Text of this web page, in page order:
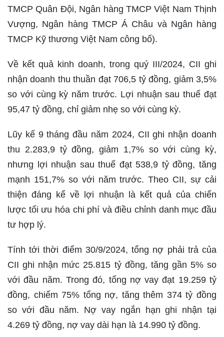
TMCP Quân Đội, Ngân hàng TMCP Việt Nam Thịnh
Vượng, Ngân hàng TMCP Á Châu và Ngân hàng
TMCP Kỹ thương Việt Nam công bố).
Về kết quả kinh doanh, trong quý III/2024, CII ghi
nhận doanh thu thuần đạt 706,5 tỷ đồng, giảm 3,5%
so với cùng kỳ năm trước. Lợi nhuận sau thuế đạt
95,47 tỷ đồng, chỉ giảm nhẹ so với cùng kỳ.
Lũy kế 9 tháng đầu năm 2024, CII ghi nhận doanh
thu 2.283,9 tỷ đồng, giảm 1,7% so với cùng kỳ,
nhưng lợi nhuận sau thuế đạt 538,9 tỷ đồng, tăng
mạnh 151,7% so với năm trước. Theo CII, sự cải
thiện đáng kể về lợi nhuận là kết quả của chiến
lược tối ưu hóa chi phí và điều chỉnh danh mục đầu
tư hợp lý.
Tính tới thời điểm 30/9/2024, tổng nợ phải trả của
CII ghi nhận mức 25.815 tỷ đồng, tăng gần 5% so
với đầu năm. Trong đó, tổng nợ vay đạt 19.259 tỷ
đồng, chiếm 75% tổng nợ, tăng thêm 374 tỷ đồng
so với đầu năm. Nợ vay ngắn hạn ghi nhận tại
4.269 tỷ đồng, nợ vay dài hạn là 14.990 tỷ đồng.